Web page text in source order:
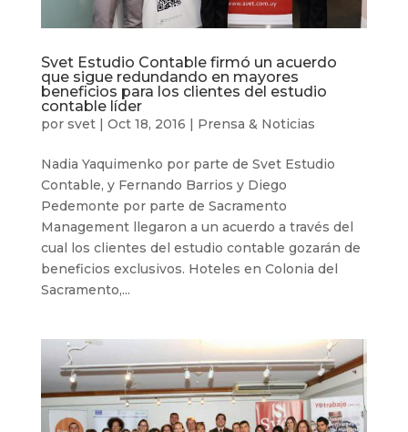
Svet Estudio Contable firmó un acuerdo
que sigue redundando en mayores
beneficios para los clientes del estudio
contable líder
por svet| Oct 18, 2016 | Prensa & Noticias
Nadia Yaquimenko por parte de Svet Estudio
Contable, y Fernando Barrios y Diego
Pedemonte por parte de Sacramento
Management llegaron a un acuerdo a través del
cual los clientes del estudio contable gozarán de
beneficios exclusivos. Hoteles en Colonia del
Sacramento,...